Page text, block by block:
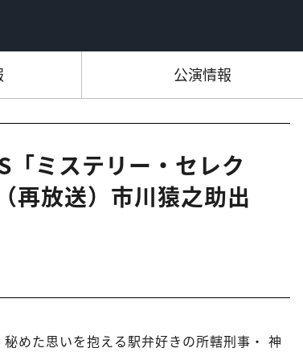
公演情報
ミステリー・セレク
放送）市川猿之助出
めた思いを抱える駅弁好きの所轄刑事・ 神